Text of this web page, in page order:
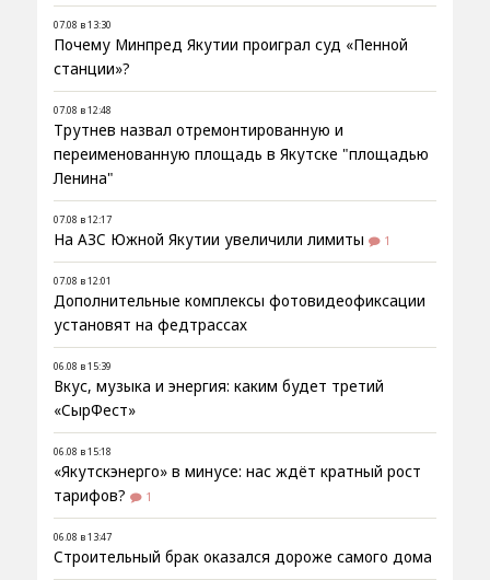
07.08 в 13:30
Почему Минпред Якутии проиграл суд «Пенной
станции»?
07.08 в 12:48
Трутнев назвал отремонтированную и
переименованную площадь в Якутске "площадью
Ленина"
07.08 в 12:17
На АЗС Южной Якутии увеличили лимиты 1
07.08 в 12:01
Дополнительные комплексы фотовидеофиксации
установят на федтрассах
06.08 в 15:39
Вкус, музыка и энергия: каким будет третий
«СырФест»
06.08 в 15:18
«Якутскэнерго» в минусе: нас ждёт кратный рост
тарифов?
1
06.08 в 13:47
Строительный брак оказался дороже самого дома